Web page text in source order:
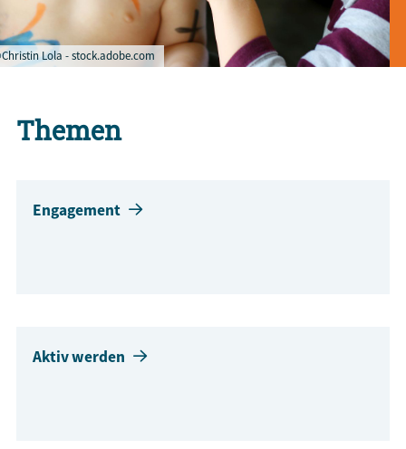
Lola - stock.adobe.com
Themen
Engagement
Aktiv werden